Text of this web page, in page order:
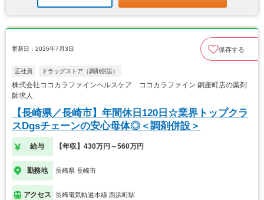
更新日：2026年7月3日 保存する
正社員 ドラッグストア（調剤併設）
株式会社ココカラファインヘルスケア ココカラファイン 銅座町店の薬剤
師求人
【長崎県／長崎市】年間休日120日☆業界トップクラ
スDgsチェーンの安心母体◎＜調剤併設＞
給与 【年収】430万円～560万円
勤務地 長崎県 長崎市
アクセス 長崎電気軌道本線 西浜町駅